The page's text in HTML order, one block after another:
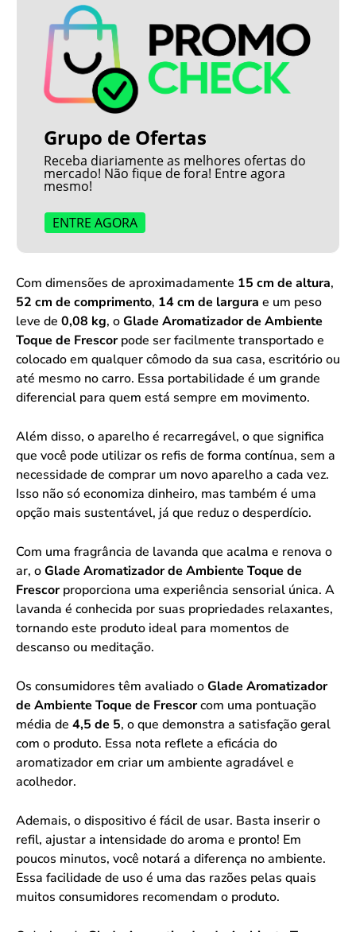
Grupo de Ofertas
Receba diariamente as melhores ofertas do
mercado! Não fique de fora! Entre agora
mesmo!
ENTRE AGORA
Com dimensões de aproximadamente 15 cm de altura,
52 cm de comprimento, 14 cm de largura e um peso
leve de 0,08 kg, oGlade Aromatizador de Ambiente
Toque de Frescorpode ser facilmente transportado e
colocado em qualquer cômodo da sua casa, escritório ou
até mesmo no carro. Essa portabilidade é um grande
diferencial para quem está sempre em movimento.
Além disso, o aparelho é recarregável, o que significa
que você pode utilizar os refis de forma contínua, sem a
necessidade de comprar um novo aparelho a cada vez.
Isso não só economiza dinheiro, mas também é uma
opção mais sustentável, já que reduz o desperdício.
Com uma fragrância de lavanda que acalma e renova o
ar, oGlade Aromatizador de Ambiente Toque de
Frescorproporciona uma experiência sensorial única. A
lavanda é conhecida por suas propriedades relaxantes,
tornando este produto ideal para momentos de
descanso ou meditação.
Os consumidores têm avaliado oGlade Aromatizador
de Ambiente Toque de Frescorcom uma pontuação
média de 4,5 de 5, o que demonstra a satisfação geral
com o produto. Essa nota reflete a eficácia do
aromatizador em criar um ambiente agradável e
acolhedor.
Ademais, o dispositivo é fácil de usar. Basta inserir o
refil, ajustar a intensidade do aroma e pronto! Em
poucos minutos, você notará a diferença no ambiente.
Essa facilidade de uso é uma das razões pelas quais
muitos consumidores recomendam o produto.